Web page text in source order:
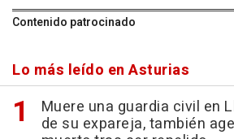
Contenido patrocinado
Lo más leído en Asturias
Muere una guardia civil en
de su expareja, también